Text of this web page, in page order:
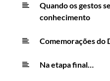
Quando os gestos
conhecimento
Comemorações do
Na etapa final…